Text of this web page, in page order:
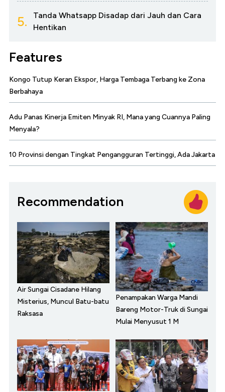
5.
Tanda Whatsapp Disadap dari Jauh dan Cara
Hentikan
Features
Kongo Tutup Keran Ekspor, Harga Tembaga Terbang ke Zona
Berbahaya
Adu Panas Kinerja Emiten Minyak RI, Mana yang Cuannya Paling
Menyala?
10 Provinsi dengan Tingkat Pengangguran Tertinggi, Ada Jakarta
Recommendation
Air Sungai Cisadane Hilang
Misterius, Muncul Batu-batu
Raksasa
Penampakan Warga Mandi
Bareng Motor-Truk di Sungai
Mulai Menyusut 1 M